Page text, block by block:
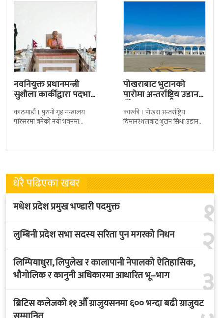
नवनियुक्त प्रधानमन्त्री
सुशीला कार्कीद्वारा पदभार
काठमाडौं । पुरानो गृह मन्त्रालय
परिसरमा बनेको नयाँ भवनमा
नवनियुक्त
पोखराबाट भुटानको
पारोमा अन्तर्राष्ट्रिय उडान
हुँदै
कास्की । पोखरा अन्तर्राष्ट्रिय
विमानस्थलबाट भुटान सिधा उडान
लागेको हो
धेरै पढिएका खबर
१
मधेश प्रदेश प्रमुख भण्डारी पदमुक्त
२
लुम्बिनी प्रदेश सभा सदस्य सरिता पुन मगरको निधन
३
लिम्पियाधुरा, लिपुलेख र कालापानी नेपालको ऐतिहासिक,
भौगोलिक र कानुनी अधिकारमा आधारित भू–भाग
ब्रिटिस कलेजको ११ औँ ग्राजुयसनमा ६०० भन्दा बढी ग्राजुयट